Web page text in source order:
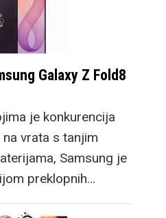
Galaxy Z Fold8
je konkurencija
vrata s tanjim
Samsung je
preklopnih…